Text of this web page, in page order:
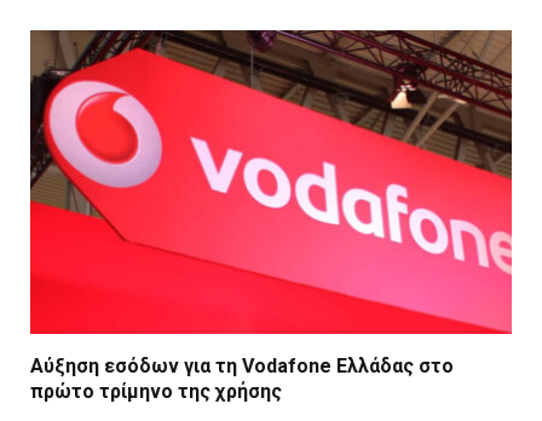
Αύξηση εσόδων για τη Vodafone Ελλάδας στο
πρώτο τρίμηνο της χρήσης